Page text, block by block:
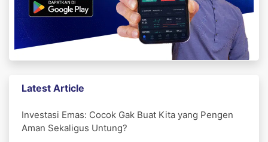
Latest Article
Investasi Emas: Cocok Gak Buat Kita yang Pengen
Aman Sekaligus Untung?